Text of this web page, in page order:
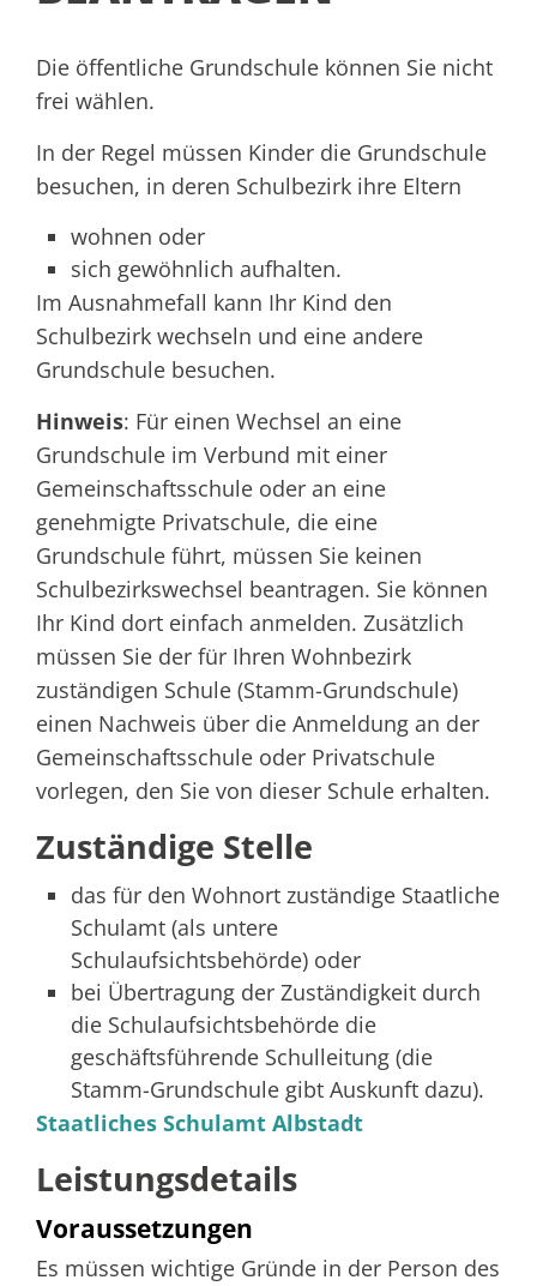
Die öffentliche Grundschule können Sie nicht
frei wählen.
In der Regel müssen Kinder die Grundschule
besuchen, in deren Schulbezirk ihre Eltern
wohnen oder
sich gewöhnlich aufhalten.
Im Ausnahmefall kann Ihr Kind den
Schulbezirk wechseln und eine andere
Grundschule besuchen.
Hinweis: Für einen Wechsel an eine
Grundschule im Verbund mit einer
Gemeinschaftsschule oder an eine
genehmigte Privatschule, die eine
Grundschule führt, müssen Sie keinen
Schulbezirkswechsel beantragen. Sie können
Ihr Kind dort einfach anmelden. Zusätzlich
müssen Sie der für Ihren Wohnbezirk
zuständigen Schule (Stamm-Grundschule)
einen Nachweis über die Anmeldung an der
Gemeinschaftsschule oder Privatschule
vorlegen, den Sie von dieser Schule erhalten.
Zuständige Stelle
das für den Wohnort zuständige Staatliche
Schulamt (als untere
Schulaufsichtsbehörde) oder
bei Übertragung der Zuständigkeit durch
die Schulaufsichtsbehörde die
geschäftsführende Schulleitung (die
Stamm-Grundschule gibt Auskunft dazu).
Staatliches Schulamt Albstadt
Leistungsdetails
Voraussetzungen
Es müssen wichtige Gründe in der Person des